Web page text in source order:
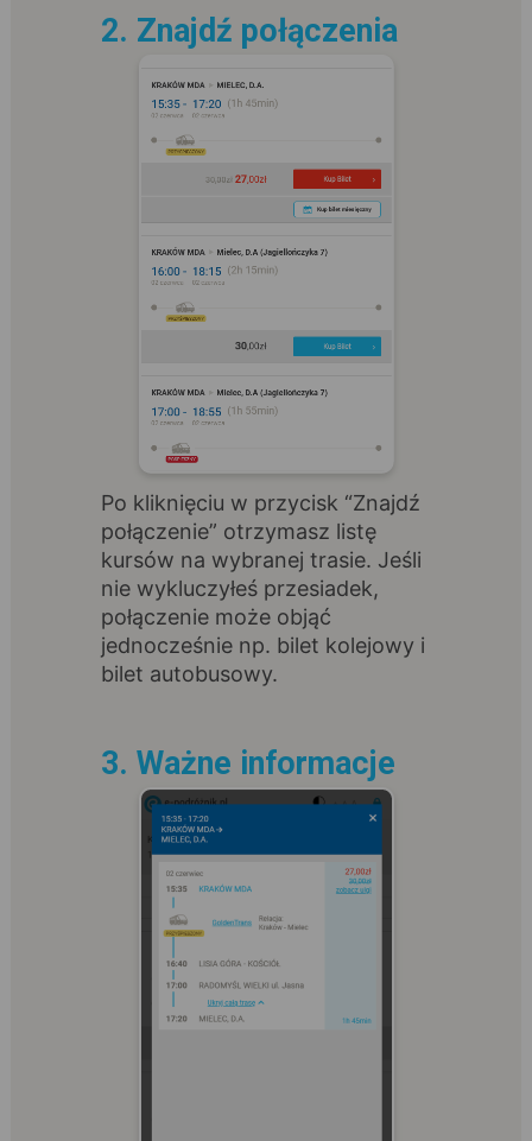
2. Znajdź połączenia
Po kliknięciu w przycisk “Znajdź
połączenie” otrzymasz listę
kursów na wybranej trasie. Jeśli
nie wykluczyłeś przesiadek,
połączenie może objąć
jednocześnie np. bilet kolejowy i
bilet autobusowy.
3. Ważne informacje